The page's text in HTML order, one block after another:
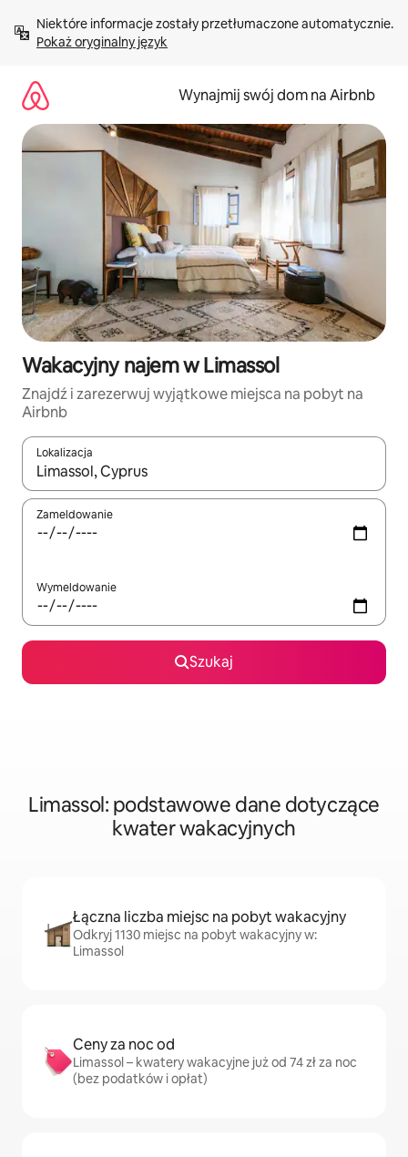
treści Pokaż oryginalny język
Wynajmij swój dom na Airbnb
Wakacyjny najem w Limassol
Znajdź i zarezerwuj wyjątkowe miejsca na pobyt na
Airbnb
Lokalizacja
Gdy wyniki będą dostępne, możesz poruszać się po nich za
Zameldowanie
Wymeldowanie
Szukaj
Limassol: podstawowe dane dotyczące
kwater wakacyjnych
Łączna liczba miejsc na pobyt wakacyjny
Odkryj 1130 miejsc na pobyt wakacyjny w:
Limassol
Ceny za noc od
Limassol – kwatery wakacyjne już od 74 zł za noc
(bez podatków i opłat)